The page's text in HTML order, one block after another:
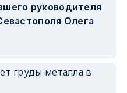
руководителя
Олега
груды металла в